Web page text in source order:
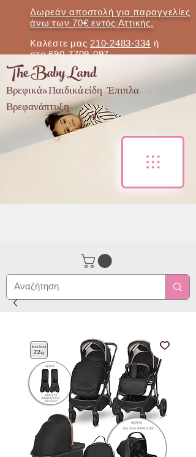
Δωρεάν αποστολή για παραγγελίες
άνω των 70€ εντός Αττικής.
Καλέστε μας 210-2483-334 ή
στο690-7709-097
The Baby Land
Βρεφικά & Παιδικά είδη - Έπιπλα -
Βρεφανάπτυξη